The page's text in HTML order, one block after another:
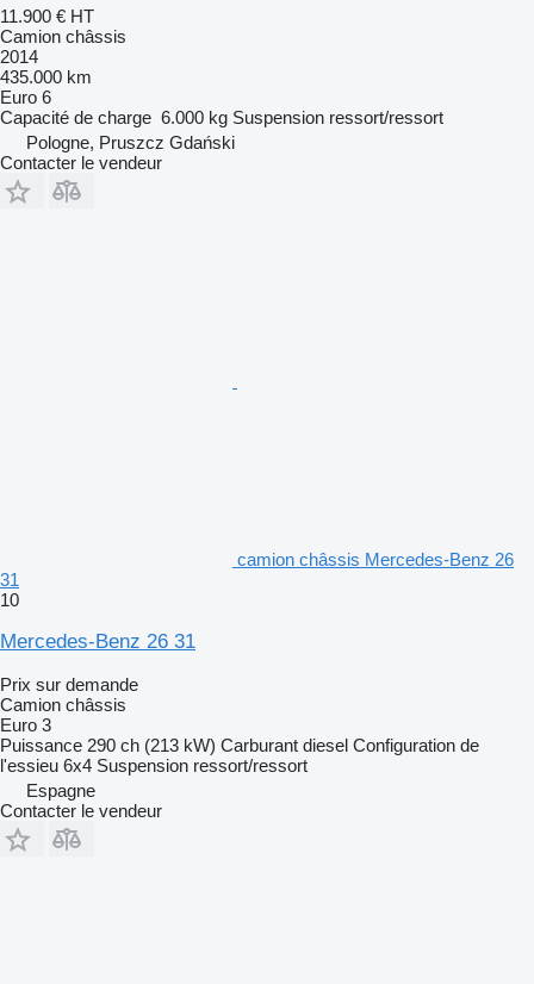
11.900 € HT
Camion châssis
2014
435.000 km
Euro 6
Capacité de charge 6.000 kg Suspension ressort/ressort
Pologne, Pruszcz Gdański
Contacter le vendeur
camion châssis Mercedes-Benz 26
31
10
Mercedes-Benz 26 31
Prix sur demande
Camion châssis
Euro 3
Puissance 290 ch (213 kW) Carburant diesel Configuration de
l'essieu 6x4 Suspension ressort/ressort
Espagne
Contacter le vendeur